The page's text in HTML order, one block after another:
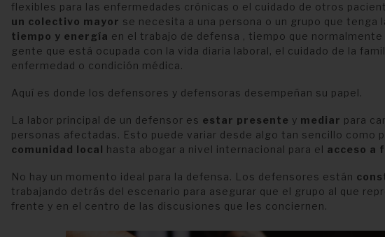
flexibles para las enfermedades crónicas o el cuidado de otros
un colectivo mayor se necesita a una persona o un grupo que tenga
tiempo y energía en el trabajo de defensa , tiempo que
gente que está ocupada con la vida diaria laboral, el cuidado de la
enfermedad o condición médica.
Aquí es donde los defensores y defensoras desempeñan su papel.
La labor principal de un defensor es estar presente y mediar para
personas afectadas. Esto puede variar desde algo tan sencillo como
comunidad local hasta abogar a nivel internacional para el acceso a
No hay un momento ideal para la defensa. Los defensores están
trabajando detrás del escenario para asegurar que el grupo al que
frente y en el centro de las discusiones que les conciernen.